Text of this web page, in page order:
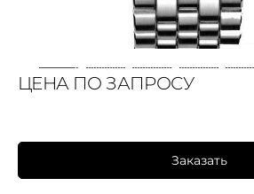
ЦЕНА ПО ЗАПРОСУ
Заказать